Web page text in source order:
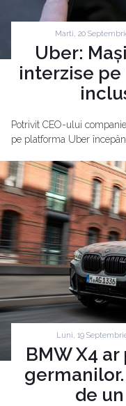
Marti, 20 Septembrie
Uber:
interzise pe
Potrivit CEO-ului
pe platforma Uber
Luni, 19 Septembrie
BMW X4
de